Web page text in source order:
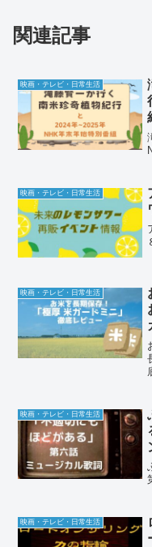
関連記事
映画・テレビ・日常生活
映画・テレビ・日常生活
映画・テレビ・日常生活
映画・テレビ・日常生活
映画・テレビ・日常生活